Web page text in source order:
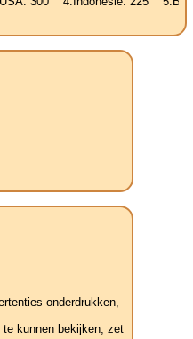
onderdrukken,
kunnen bekijken, zet